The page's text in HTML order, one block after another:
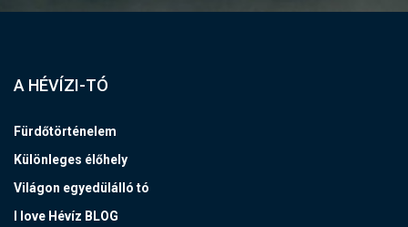
A HÉVÍZI-TÓ
Fürdőtörténelem
Különleges élőhely
Világon egyedülálló tó
I love Hévíz BLOG